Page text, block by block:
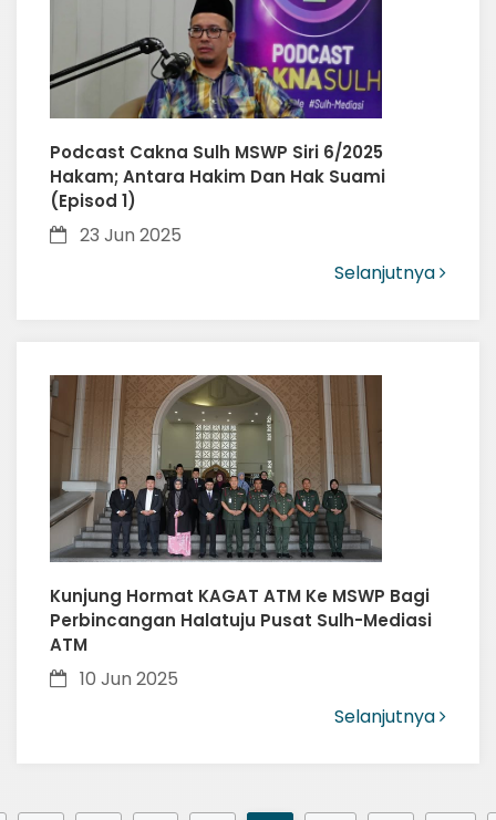
Podcast Cakna Sulh MSWP Siri 6/2025
Hakam; Antara Hakim Dan Hak Suami
(Episod 1)
23 Jun 2025
Selanjutnya
Kunjung Hormat KAGAT ATM Ke MSWP Bagi
Perbincangan Halatuju Pusat Sulh-Mediasi
ATM
10 Jun 2025
Selanjutnya